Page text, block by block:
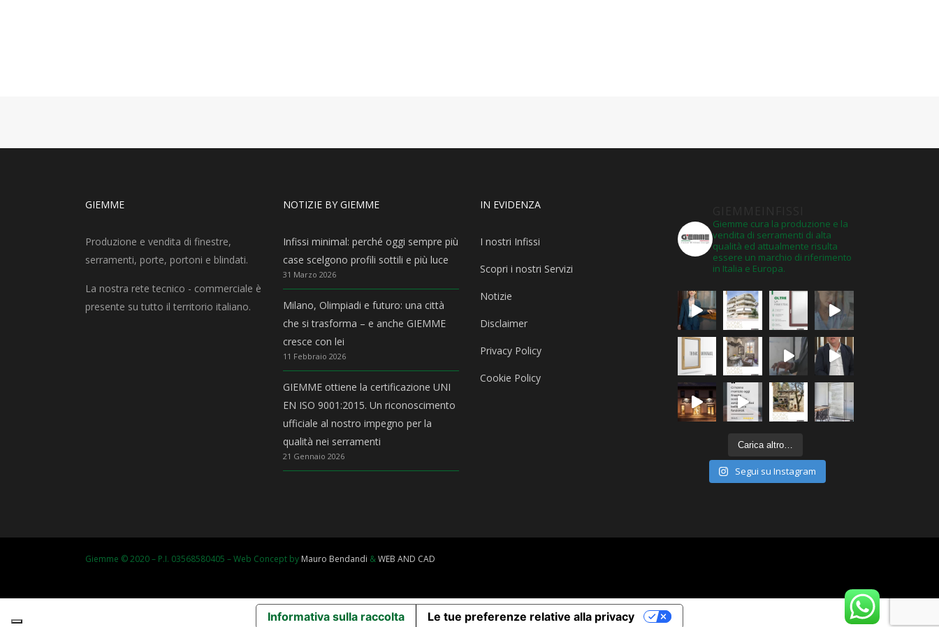
GIEMME
Produzione e vendita di finestre,
serramenti, porte, portoni e blindati.
La nostra rete tecnico - commerciale è
presente su tutto il territorio italiano.
NOTIZIE BY GIEMME
Infissi minimal: perché oggi sempre più
case scelgono profili sottili e più luce
31 Marzo 2026
Milano, Olimpiadi e futuro: una città
che si trasforma – e anche GIEMME
cresce con lei
11 Febbraio 2026
GIEMME ottiene la certificazione UNI
EN ISO 9001:2015. Un riconoscimento
ufficiale al nostro impegno per la
qualità nei serramenti
21 Gennaio 2026
IN EVIDENZA
I nostri Infissi
Scopri i nostri Servizi
Notizie
Disclaimer
Privacy Policy
Cookie Policy
Giemme cura la produzione e la
vendita di serramenti di alta
qualità ed attualmente risulta
essere un marchio di riferimento
in Italia e Europa.
Carica altro…
Segui su Instagram
Giemme © 2020 – P.I. 03568580405 – Web Concept by Mauro Bendandi &WEB AND CAD
Informativa sulla raccolta Le tue preferenze relative alla privacy